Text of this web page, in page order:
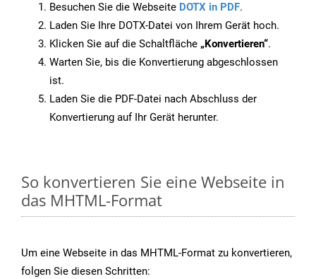
Besuchen Sie die Webseite DOTX in PDF.
Laden Sie Ihre DOTX-Datei von Ihrem Gerät hoch.
Klicken Sie auf die Schaltfläche „Konvertieren“.
Warten Sie, bis die Konvertierung abgeschlossen
ist.
Laden Sie die PDF-Datei nach Abschluss der
Konvertierung auf Ihr Gerät herunter.
So konvertieren Sie eine Webseite in
das MHTML-Format
Um eine Webseite in das MHTML-Format zu konvertieren,
folgen Sie diesen Schritten: